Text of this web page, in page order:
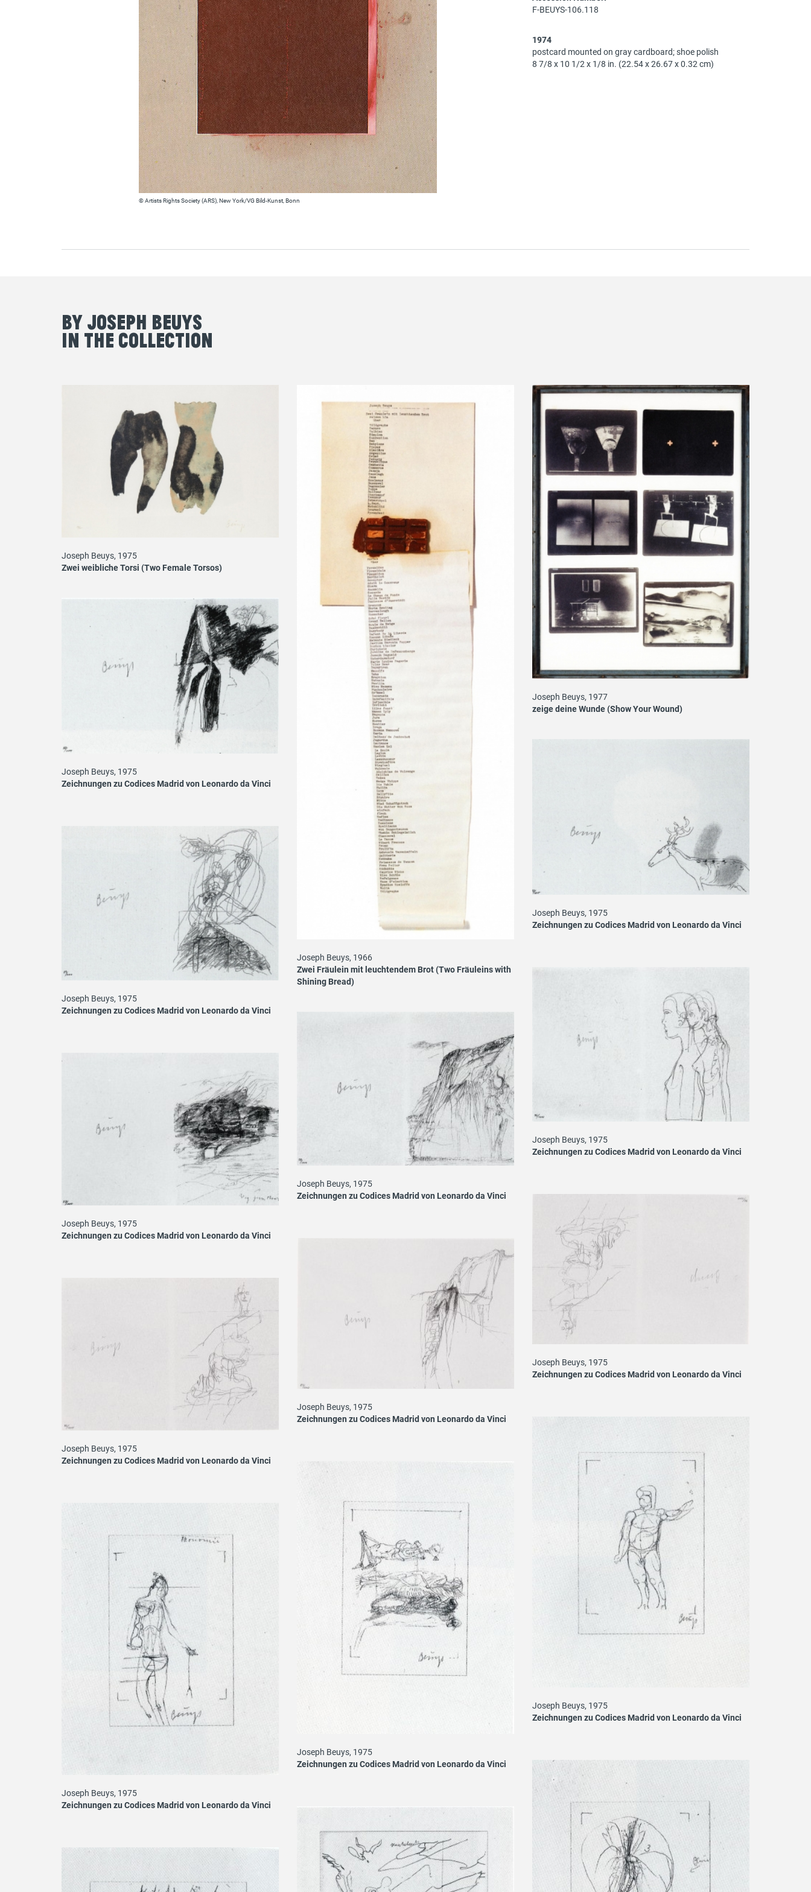
© Artists Rights Society (ARS), New York/VG Bild-Kunst, Bonn
F-BEUYS-106.118
1974
postcard mounted on gray cardboard; shoe polish
8 7/8 x 10 1/2 x 1/8 in. (22.54 x 26.67 x 0.32 cm)
By Joseph Beuys
in the Collection
Joseph Beuys, 1975
Zwei weibliche Torsi (Two Female Torsos)
Joseph Beuys, 1966
Zwei Fräulein mit leuchtendem Brot (Two Fräuleins with
Shining Bread)
Joseph Beuys, 1977
zeige deine Wunde (Show Your Wound)
Joseph Beuys, 1975
Zeichnungen zu Codices Madrid von Leonardo da Vinci
Joseph Beuys, 1975
Zeichnungen zu Codices Madrid von Leonardo da Vinci
Joseph Beuys, 1975
Zeichnungen zu Codices Madrid von Leonardo da Vinci
Joseph Beuys, 1975
Zeichnungen zu Codices Madrid von Leonardo da Vinci
Joseph Beuys, 1975
Zeichnungen zu Codices Madrid von Leonardo da Vinci
Joseph Beuys, 1975
Zeichnungen zu Codices Madrid von Leonardo da Vinci
Joseph Beuys, 1975
Zeichnungen zu Codices Madrid von Leonardo da Vinci
Joseph Beuys, 1975
Zeichnungen zu Codices Madrid von Leonardo da Vinci
Joseph Beuys, 1975
Zeichnungen zu Codices Madrid von Leonardo da Vinci
Joseph Beuys, 1975
Zeichnungen zu Codices Madrid von Leonardo da Vinci
Joseph Beuys, 1975
Zeichnungen zu Codices Madrid von Leonardo da Vinci
Joseph Beuys, 1975
Zeichnungen zu Codices Madrid von Leonardo da Vinci